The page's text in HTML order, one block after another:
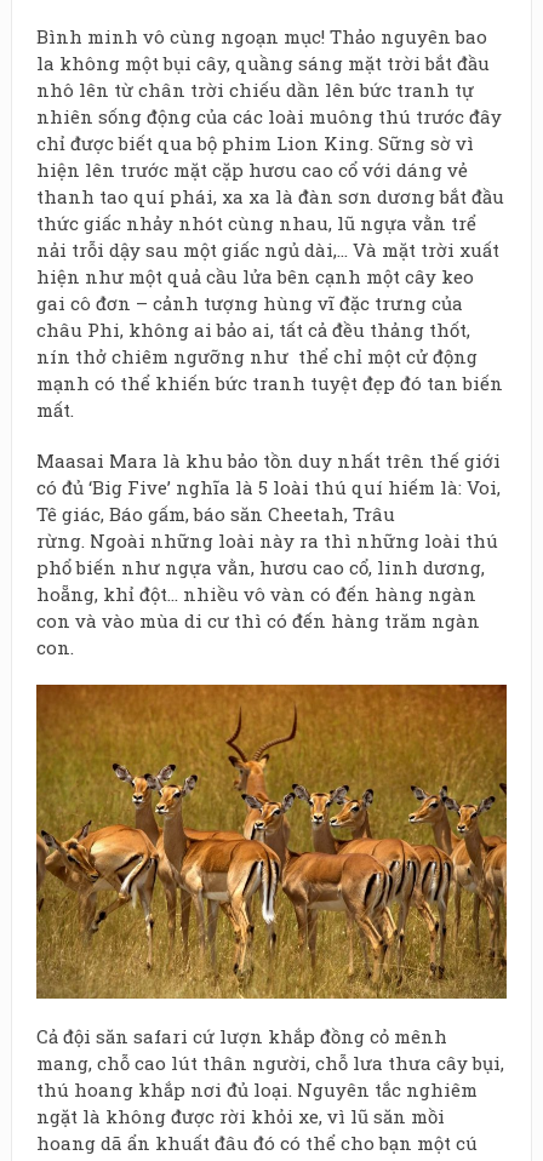
Bình minh vô cùng ngoạn mục! Thảo nguyên bao
la không một bụi cây, quầng sáng mặt trời bắt đầu
nhô lên từ chân trời chiếu dần lên bức tranh tự
nhiên sống động của các loài muông thú trước đây
chỉ được biết qua bộ phim Lion King. Sững sờ vì
hiện lên trước mặt cặp hươu cao cổ với dáng vẻ
thanh tao quí phái, xa xa là đàn sơn dương bắt đầu
thức giấc nhảy nhót cùng nhau, lũ ngựa vằn trể
nải trỗi dậy sau một giấc ngủ dài,… Và mặt trời xuất
hiện như một quả cầu lửa bên cạnh một cây keo
gai cô đơn – cảnh tượng hùng vĩ đặc trưng của
châu Phi, không ai bảo ai, tất cả đều thảng thốt,
nín thở chiêm ngưỡng như thể chỉ một cử động
mạnh có thể khiến bức tranh tuyệt đẹp đó tan biến
mất.
Maasai Mara là khu bảo tồn duy nhất trên thế giới
có đủ ‘Big Five’ nghĩa là 5 loài thú quí hiếm là: Voi,
Tê giác, Báo gấm, báo săn Cheetah, Trâu
rừng. Ngoài những loài này ra thì những loài thú
phổ biến như ngựa vằn, hươu cao cổ, linh dương,
hoẵng, khỉ đột… nhiều vô vàn có đến hàng ngàn
con và vào mùa di cư thì có đến hàng trăm ngàn
con.
Cả đội săn safari cứ lượn khắp đồng cỏ mênh
mang, chỗ cao lút thân người, chỗ lưa thưa cây bụi,
thú hoang khắp nơi đủ loại. Nguyên tắc nghiêm
ngặt là không được rời khỏi xe, vì lũ săn mồi
hoang dã ẩn khuất đâu đó có thể cho bạn một cú